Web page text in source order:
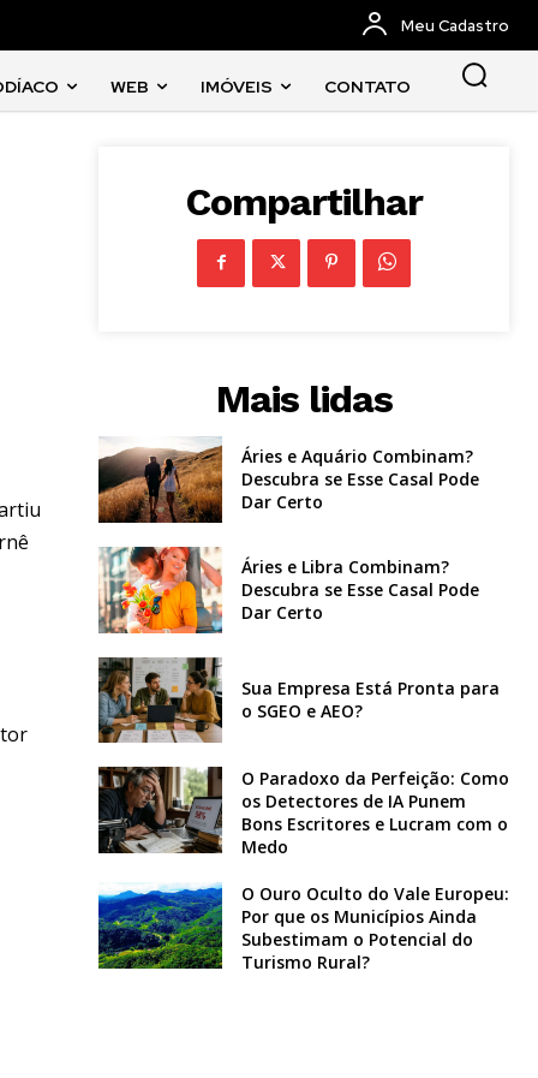
Meu Cadastro
WEB IMÓVEIS CONTATO
Compartilhar
Mais lidas
Áries e Aquário Combinam?
Descubra se Esse Casal Pode
Dar Certo
Áries e Libra Combinam?
Descubra se Esse Casal Pode
Dar Certo
Sua Empresa Está Pronta para
o SGEO e AEO?
O Paradoxo da Perfeição: Como
os Detectores de IA Punem
Bons Escritores e Lucram com o
Medo
O Ouro Oculto do Vale Europeu:
Por que os Municípios Ainda
Subestimam o Potencial do
Turismo Rural?